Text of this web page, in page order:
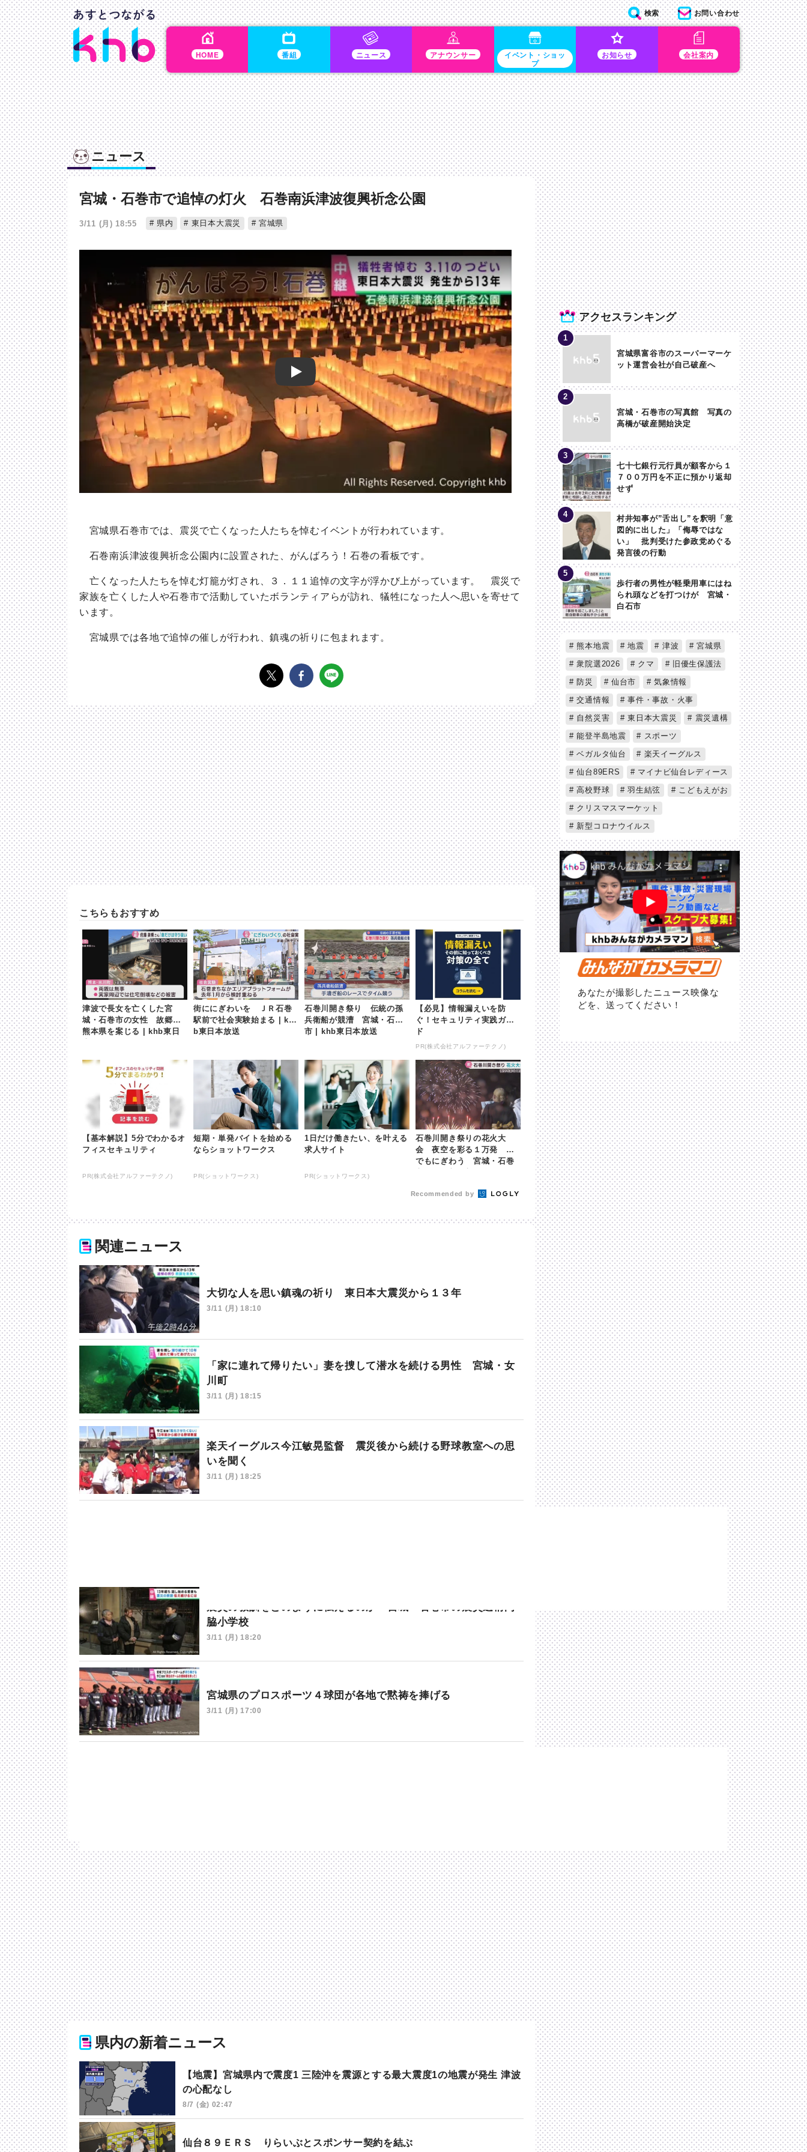
HOME 番組 ニュース アナウンサー イベント・ショッ
プ
お知らせ 会社案内
検索 お問い合わせ
ニュース
宮城・石巻市で追悼の灯火 石巻南浜津波復興祈念公園
3/11 (月) 18:55 県内 東日本大震災 宮城県
Play
宮城県石巻市では、震災で亡くなった人たちを悼むイベントが行われています。
石巻南浜津波復興祈念公園内に設置された、がんばろう！石巻の看板です。
亡くなった人たちを悼む灯籠が灯され、３．１１追悼の文字が浮かび上がっています。 震災で
家族を亡くした人や石巻市で活動していたボランティアらが訪れ、犠牲になった人へ思いを寄せて
います。
宮城県では各地で追悼の催しが行われ、鎮魂の祈りに包まれます。
こちらもおすすめ
津波で長女を亡くした宮
城・石巻市の女性 故郷の
熊本県を案じる | khb東日
街ににぎわいを ＪＲ石巻
駅前で社会実験始まる | kh
b東日本放送
石巻川開き祭り 伝統の孫
兵衛船が競漕 宮城・石巻
市 | khb東日本放送
【必見】情報漏えいを防
ぐ！セキュリティ実践ガイ
ド
PR(株式会社アルファーテクノ)
【基本解説】5分でわかるオ
フィスセキュリティ
PR(株式会社アルファーテクノ)
短期・単発バイトを始める
ならショットワークス
PR(ショットワークス)
1日だけ働きたい、を叶える
求人サイト
PR(ショットワークス)
石巻川開き祭りの花火大
会 夜空を彩る１万発 雨
でもにぎわう 宮城・石巻
Recommended by
関連ニュース
大切な人を思い鎮魂の祈り 東日本大震災から１３年
3/11 (月) 18:10
「家に連れて帰りたい」妻を捜して潜水を続ける男性 宮城・女
川町
3/11 (月) 18:15
楽天イーグルス今江敏晃監督 震災後から続ける野球教室への思
いを聞く
3/11 (月) 18:25
震災の教訓をどのように伝えるのか 宮城・石巻市の震災遺構門
脇小学校
3/11 (月) 18:20
宮城県のプロスポーツ４球団が各地で黙祷を捧げる
3/11 (月) 17:00
県内の新着ニュース
【地震】宮城県内で震度1 三陸沖を震源とする最大震度1の地震が発生 津波
の心配なし
8/7 (金) 02:47
仙台８９ＥＲＳ りらいぶとスポンサー契約を結ぶ
アクセスランキング
宮城県富谷市のスーパーマーケ
ット運営会社が自己破産へ
宮城・石巻市の写真館 写真の
高橋が破産開始決定
七十七銀行元行員が顧客から１
７００万円を不正に預かり返却
せず
村井知事が”舌出し”を釈明「意
図的に出した」「侮辱ではな
い」 批判受けた参政党めぐる
発言後の行動
歩行者の男性が軽乗用車にはね
られ頭などを打つけが 宮城・
白石市
熊本地震 地震 津波
宮城県
衆院選2026
クマ
旧優生保護法
防災
仙台市
気象情報
交通情報
事件・事故・火事
自然災害
東日本大震災
震災遺構
能登半島地震
スポーツ
ベガルタ仙台
楽天イーグルス
仙台89ERS
マイナビ仙台レディース
高校野球
羽生結弦
こどもえがお
クリスマスマーケット
新型コロナウイルス
あなたが撮影したニュース映像な
どを、送ってください！